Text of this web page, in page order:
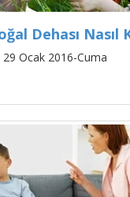
Dehası Nasıl
29 Ocak 2016-Cuma